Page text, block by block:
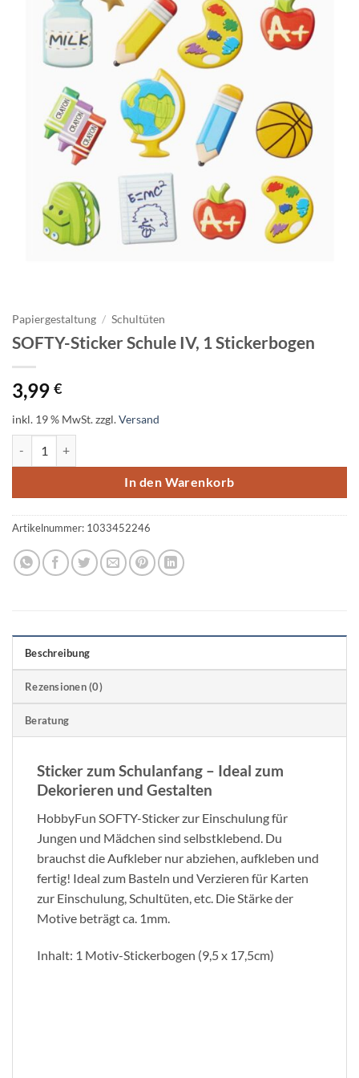
Papiergestaltung / Schultüten
SOFTY-Sticker Schule IV, 1 Stickerbogen
3,99 €
inkl. 19 % MwSt.zzgl.Versand
In den Warenkorb
Artikelnummer: 1033452246
Beschreibung
Rezensionen (0)
Beratung
Sticker zum Schulanfang – Ideal zum
Dekorieren und Gestalten
HobbyFun SOFTY-Sticker zur Einschulung für
Jungen und Mädchen sind selbstklebend. Du
brauchst die Aufkleber nur abziehen, aufkleben und
fertig! Ideal zum Basteln und Verzieren für Karten
zur Einschulung, Schultüten, etc. Die Stärke der
Motive beträgt ca. 1mm.
Inhalt: 1 Motiv-Stickerbogen (9,5 x 17,5cm)